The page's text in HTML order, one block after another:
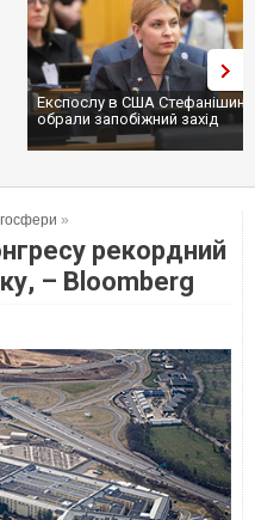
Експослу в США
обрали запобіжний захід
»
рекордний
– Bloomberg